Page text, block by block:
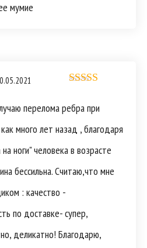
мумие
5
перелома ребра при
много лет назад , благодаря
ноги" человека в возрасте
бессильна. Считаю,что мне
: качество -
по доставке- супер,
деликатно! Благодарю,